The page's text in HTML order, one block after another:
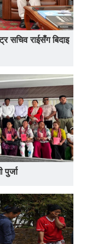
सचिव राईसँग बिदाइ
पुर्जा